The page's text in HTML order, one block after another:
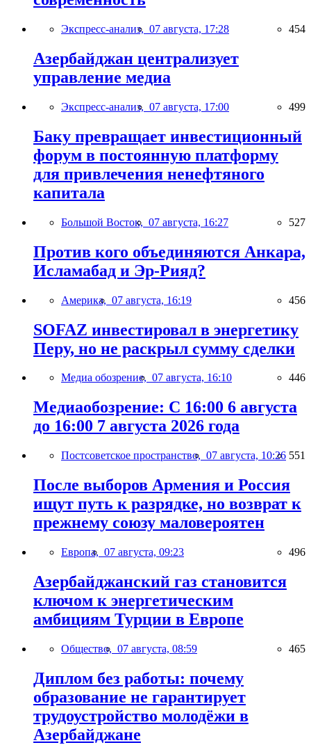
Экспресс-анализ, 07 августа, 17:28 454
Азербайджан централизует
управление медиа
Экспресс-анализ, 07 августа, 17:00 499
Баку превращает инвестиционный
форум в постоянную платформу
для привлечения ненефтяного
капитала
Большой Восток, 07 августа, 16:27 527
Против кого объединяются Анкара,
Исламабад и Эр-Рияд?
Америка, 07 августа, 16:19 456
SOFAZ инвестировал в энергетику
Перу, но не раскрыл сумму сделки
Медиа обозрение, 07 августа, 16:10 446
Медиаобозрение: С 16:00 6 августа
до 16:00 7 августа 2026 года
Постсоветское пространство, 07 августа, 10:26 551
После выборов Армения и Россия
ищут путь к разрядке, но возврат к
прежнему союзу маловероятен
Европа, 07 августа, 09:23 496
Азербайджанский газ становится
ключом к энергетическим
амбициям Турции в Европе
Общество, 07 августа, 08:59 465
Диплом без работы: почему
образование не гарантирует
трудоустройство молодёжи в
Азербайджане